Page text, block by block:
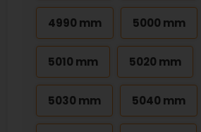
4990 mm 5000 mm
5010 mm 5020 mm
5030 mm 5040 mm